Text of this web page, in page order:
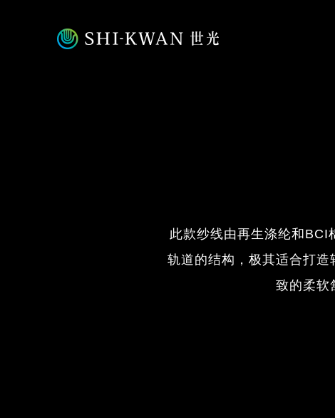
此款纱线由再生涤纶和BCI
轨道的结构，极其适合打
致的柔软